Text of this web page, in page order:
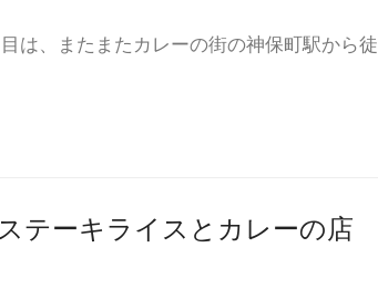
は、またまたカレーの街の神保町駅から徒
テーキライスとカレーの店